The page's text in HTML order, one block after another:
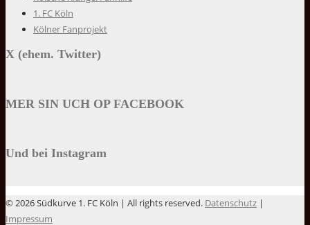
1. FC Köln
Kölner Fanprojekt
X (ehem. Twitter)
MER SIN UCH OP FACEBOOK
Und bei Instagram
© 2026 Südkurve 1. FC Köln | All rights reserved. Datenschutz |
Impressum